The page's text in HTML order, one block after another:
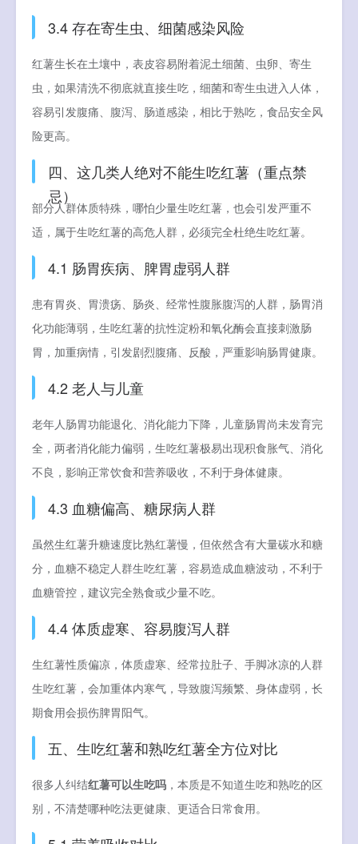
3.4 存在寄生虫、细菌感染风险
红薯生长在土壤中，表皮容易附着泥土细菌、虫卵、寄生
虫，如果清洗不彻底就直接生吃，细菌和寄生虫进入人体，
容易引发腹痛、腹泻、肠道感染，相比于熟吃，食品安全风
险更高。
四、这几类人绝对不能生吃红薯（重点禁
忌）
部分人群体质特殊，哪怕少量生吃红薯，也会引发严重不
适，属于生吃红薯的高危人群，必须完全杜绝生吃红薯。
4.1 肠胃疾病、脾胃虚弱人群
患有胃炎、胃溃疡、肠炎、经常性腹胀腹泻的人群，肠胃消
化功能薄弱，生吃红薯的抗性淀粉和氧化酶会直接刺激肠
胃，加重病情，引发剧烈腹痛、反酸，严重影响肠胃健康。
4.2 老人与儿童
老年人肠胃功能退化、消化能力下降，儿童肠胃尚未发育完
全，两者消化能力偏弱，生吃红薯极易出现积食胀气、消化
不良，影响正常饮食和营养吸收，不利于身体健康。
4.3 血糖偏高、糖尿病人群
虽然生红薯升糖速度比熟红薯慢，但依然含有大量碳水和糖
分，血糖不稳定人群生吃红薯，容易造成血糖波动，不利于
血糖管控，建议完全熟食或少量不吃。
4.4 体质虚寒、容易腹泻人群
生红薯性质偏凉，体质虚寒、经常拉肚子、手脚冰凉的人群
生吃红薯，会加重体内寒气，导致腹泻频繁、身体虚弱，长
期食用会损伤脾胃阳气。
五、生吃红薯和熟吃红薯全方位对比
很多人纠结红薯可以生吃吗 ，本质是不知道生吃和熟吃的区
别，不清楚哪种吃法更健康、更适合日常食用。